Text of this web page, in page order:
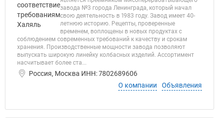
завода №3 города Ленинграда, который начал
свою деятельность в 1983 году. Завод имеет 40-
летнюю историю. Рецепты, проверенные
временем, воплощены в новых продуктах с
соблюдением современных требований к качеству и срокам
хранения. Производственные мощности завода позволяют
выпускать широкую линейку колбасных изделий. Ассортимент
насчитывает более ста...
Россия, Москва ИНН: 7802689606
О компании
Объявления